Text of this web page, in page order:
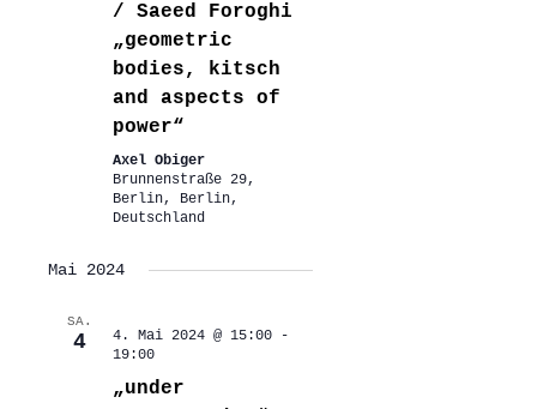
/ Saeed Foroghi
„geometric
bodies, kitsch
and aspects of
power“
Axel Obiger
Brunnenstraße 29,
Berlin, Berlin,
Deutschland
Mai 2024
SA.
4 4. Mai 2024 @ 15:00-
19:00
„under